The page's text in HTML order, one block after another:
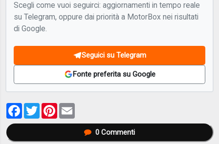
Scegli come vuoi seguirci: aggiornamenti in tempo reale
su Telegram, oppure dai priorità a MotorBox nei risultati
di Google.
Seguici su Telegram
Fonte preferita su Google
Facebook
TwitterPinterest
0Commenti